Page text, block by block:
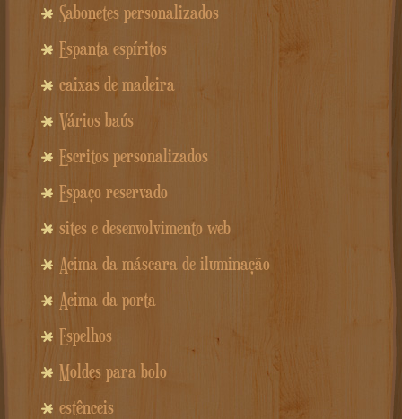
Sabonetes personalizados
Espanta espíritos
caixas de madeira
Vários baús
Escritos personalizados
Espaço reservado
sites e desenvolvimento web
Acima da máscara de iluminação
Acima da porta
Espelhos
Moldes para bolo
estênceis